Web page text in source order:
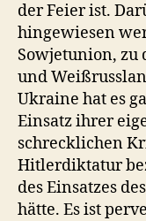
der Feier ist.
hingewiesen
Sowjetunion, zu
und
Ukraine hat es
Einsatz ihrer
schrecklichen
Hitlerdiktatur
des Einsatzes
hätte. Es ist